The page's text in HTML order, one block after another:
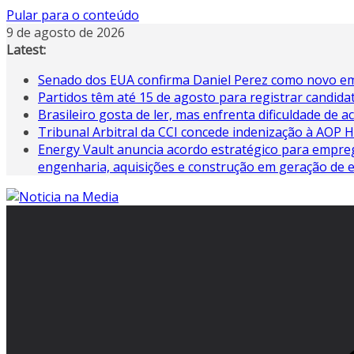
Pular para o conteúdo
9 de agosto de 2026
Latest:
Senado dos EUA confirma Daniel Perez como novo
Partidos têm até 15 de agosto para registrar
Brasileiro gosta de ler, mas enfrenta dificuldade de
Tribunal Arbitral da CCI concede indenização à AOP
Energy Vault anuncia acordo estratégico para
engenharia, aquisições e construção em geração